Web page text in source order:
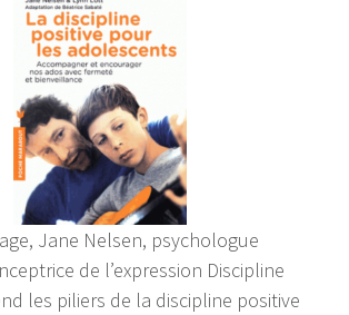
Jane Nelsen, psychologue
de l’expression Discipline
les piliers de la discipline positive